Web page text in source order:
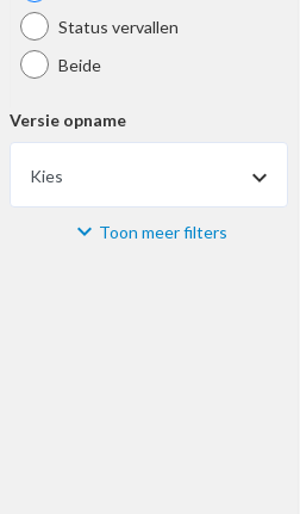
Status vervallen
Beide
Versie opname
Kies
Materiaal Toon meer filters